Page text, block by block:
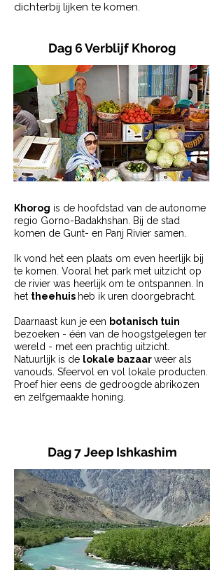
dichterbij lijken te komen.
Dag 6 Verblijf Khorog
Khorog is de hoofdstad van de autonome
regio Gorno-Badakhshan. Bij de stad
komen de Gunt- en Panj Rivier samen.
Ik vond het een plaats om even heerlijk bij
te komen. Vooral het park met uitzicht op
de rivier was heerlijk om te ontspannen. In
het theehuis heb ik uren doorgebracht.
Daarnaast kun je een botanisch tuin
bezoeken - één van de hoogstgelegen ter
wereld - met een prachtig uitzicht.
Natuurlijk is de lokale bazaarweer als
vanouds. Sfeervol en vol lokale producten.
Proef hier eens de gedroogde abrikozen
en zelfgemaakte honing.
Dag 7 Jeep Ishkashim